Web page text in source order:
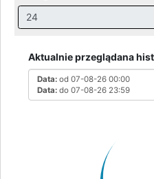
Godziny: 1-168, Dni: 1-30,
Aktualnie przeglądana
Data: od 07-08-26 00:00
Data: do 07-08-26 23:59